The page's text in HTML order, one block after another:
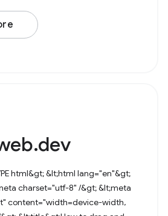
html&gt; &lt;html lang="en"&gt;
charset="utf-8" /&gt; &lt;meta
content="width=device-width,